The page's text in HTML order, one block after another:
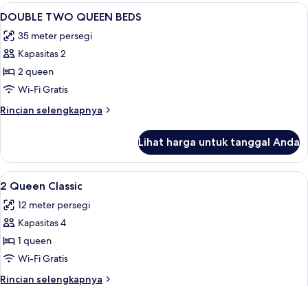
Lihat
semua
foto
untuk
DOUBLE
TWO
QUEEN
BEDS
1 kamar tidur, seprai katun Mesir,
2
DOUBLE TWO QUEEN BEDS
35 meter persegi
Kapasitas 2
2 queen
Wi-Fi Gratis
Rincian selengkapnya
Rincian
DOUBLE
TWO
QUEEN
Lihat harga untuk tanggal Anda
Lihat
semua
foto
untuk
2
Queen
Classic
1 kamar tidur, seprai katun Mesir,
3
2 Queen Classic
12 meter persegi
Kapasitas 4
1 queen
Wi-Fi Gratis
Rincian selengkapnya
Rincian